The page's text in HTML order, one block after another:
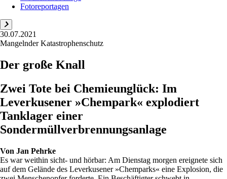
Fotoreportagen
30.07.2021
Mangelnder Katastrophenschutz
Der große Knall
Zwei Tote bei Chemieunglück: Im
Leverkusener »Chempark« explodiert
Tanklager einer
Sondermüllverbrennungsanlage
Von Jan Pehrke
Es war weithin sicht- und hörbar: Am Dienstag morgen ereignete sich
auf dem Gelände des Leverkusener »Chemparks« eine Explosion, die